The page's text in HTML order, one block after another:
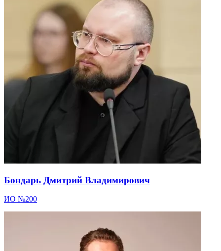
Бондарь Дмитрий Владимирович
ИО №200